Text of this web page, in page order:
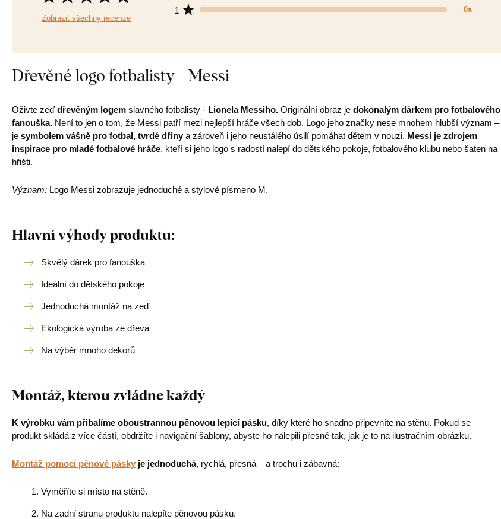
Zobrazit všechny recenze
1 0x
Dřevěné logo fotbalisty - Messi
Oživte zeďdřevěným logem slavného fotbalisty - Lionela Messiho. Originální obraz je dokonalým dárkem pro fotbalového
fanouška. Není to jen o tom, že Messi patří mezi nejlepší hráče všech dob. Logo jeho značky nese mnohem hlubší význam –
je symbolem vášně pro fotbal, tvrdé dřiny a zároveň i jeho neustálého úsilí pomáhat dětem v nouzi. Messi je zdrojem
inspirace pro mladé fotbalové hráče, kteří si jeho logo s radostí nalepí do dětského pokoje, fotbalového klubu nebo šaten na
hřišti.
Význam: Logo Messi zobrazuje jednoduché a stylové písmeno M.
Hlavní výhody produktu:
Skvělý dárek pro fanouška
Ideální do dětského pokoje
Jednoduchá montáž na zeď
Ekologická výroba ze dřeva
Na výběr mnoho dekorů
Montáž, kterou zvládne každý
K výrobku vám přibalíme oboustrannou pěnovou lepicí pásku, díky které ho snadno připevníte na stěnu. Pokud se
produkt skládá z více částí, obdržíte i navigační šablony, abyste ho nalepili přesně tak, jak je to na ilustračním obrázku.
Montáž pomocí pěnové pásky je jednoduchá, rychlá, přesná – a trochu i zábavná:
Vyměříte si místo na stěně.
Na zadní stranu produktu nalepíte pěnovou pásku.